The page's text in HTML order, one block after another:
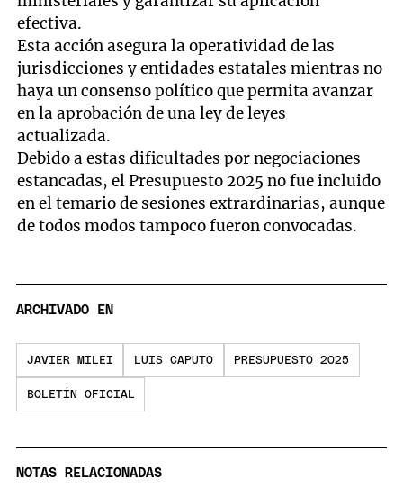
efectiva.
Esta acción asegura la operatividad de las
jurisdicciones y entidades estatales mientras no
haya un consenso político que permita avanzar
en la aprobación de una ley de leyes
actualizada.
Debido a estas dificultades por negociaciones
estancadas, el Presupuesto 2025 no fue incluido
en el temario de sesiones extrardinarias, aunque
de todos modos tampoco fueron convocadas.
ARCHIVADO EN
JAVIER MILEI LUIS CAPUTO PRESUPUESTO 2025
BOLETÍN OFICIAL
NOTAS RELACIONADAS